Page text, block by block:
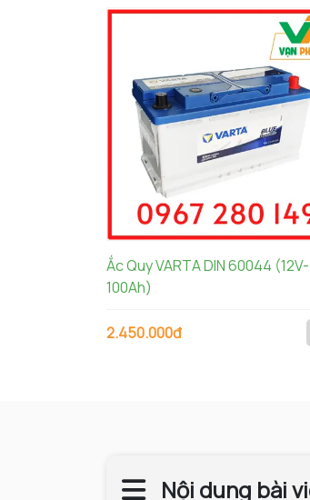
Ắc Quy VARTA DIN 60044 (12V-
100Ah)
2.450.000đ
Nội dung bài